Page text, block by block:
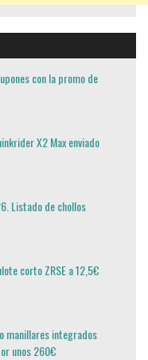
con la promo de
X2 Max enviado
Listado de chollos
corto ZRSE a 12,5€
manillares integrados
unos 260€